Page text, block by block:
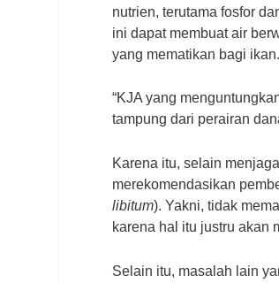
nutrien, terutama fosfor
ini dapat membuat air
yang mematikan bagi ikan.
“KJA yang
tampung dari perairan
Karena itu, selain
merekomendasikan
libitum). Yakni, tidak
karena hal itu justru akan
Selain itu, masalah lain